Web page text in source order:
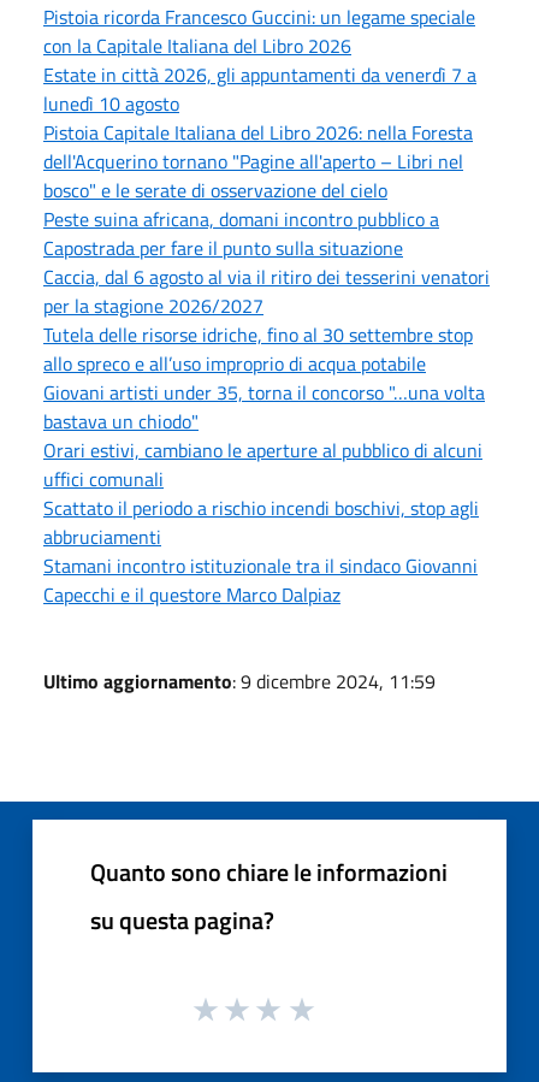
Pistoia ricorda Francesco Guccini: un legame speciale
con la Capitale Italiana del Libro 2026
Estate in città 2026, gli appuntamenti da venerdì 7 a
lunedì 10 agosto
Pistoia Capitale Italiana del Libro 2026: nella Foresta
dell'Acquerino tornano "Pagine all'aperto – Libri nel
bosco" e le serate di osservazione del cielo
Peste suina africana, domani incontro pubblico a
Capostrada per fare il punto sulla situazione
Caccia, dal 6 agosto al via il ritiro dei tesserini venatori
per la stagione 2026/2027
Tutela delle risorse idriche, fino al 30 settembre stop
allo spreco e all’uso improprio di acqua potabile
Giovani artisti under 35, torna il concorso "…una volta
bastava un chiodo"
Orari estivi, cambiano le aperture al pubblico di alcuni
uffici comunali
Scattato il periodo a rischio incendi boschivi, stop agli
abbruciamenti
Stamani incontro istituzionale tra il sindaco Giovanni
Capecchi e il questore Marco Dalpiaz
Ultimo aggiornamento: 9 dicembre 2024, 11:59
Quanto sono chiare le informazioni
su questa pagina?